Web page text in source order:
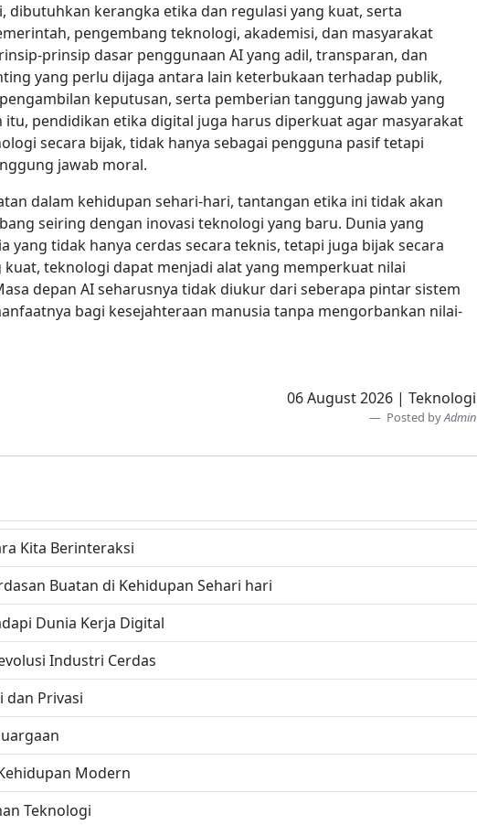
kerangka etika dan regulasi yang kuat, serta
pengembang teknologi, akademisi, dan masyarakat
prinsip dasar penggunaan AI yang adil, transparan, dan
yang perlu dijaga antara lain keterbukaan terhadap publik,
keputusan, serta pemberian tanggung jawab yang
itu, pendidikan etika digital juga harus diperkuat agar masyarakat
secara bijak, tidak hanya sebagai pengguna pasif tetapi
jawab moral.
dalam kehidupan sehari-hari, tantangan etika ini tidak akan
seiring dengan inovasi teknologi yang baru. Dunia yang
tidak hanya cerdas secara teknis, tetapi juga bijak secara
teknologi dapat menjadi alat yang memperkuat nilai
depan AI seharusnya tidak diukur dari seberapa pintar sistem
bagi kesejahteraan manusia tanpa mengorbankan nilai-
06 August 2026 | Teknologi
Posted byAdmin
Kita Berinteraksi
Buatan di Kehidupan Sehari hari
Dunia Kerja Digital
Industri Cerdas
dan Privasi
Modern
Teknologi